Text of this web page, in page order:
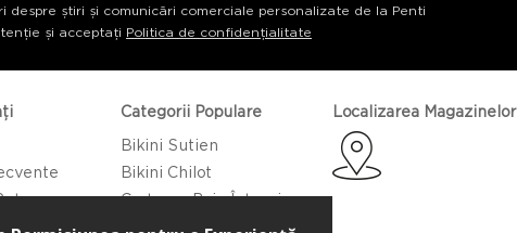
despre știri și comunicări comerciale personalizate de la Penti
și acceptați Politica de confidențialitate
Categorii Populare
Bikini Sutien
Bikini Chilot
Costume Baie Întregi
Caftan/Pareo
Localizarea Magazinelor